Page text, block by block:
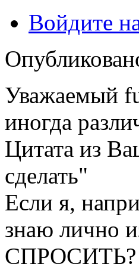
Войдите
Уважаемый
иногда
Цитата из
сделать"
Если я,
знаю лично
СПРОСИТЬ?